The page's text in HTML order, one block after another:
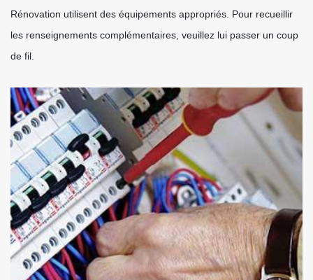
Rénovation utilisent des équipements appropriés. Pour recueillir
les renseignements complémentaires, veuillez lui passer un coup
de fil.